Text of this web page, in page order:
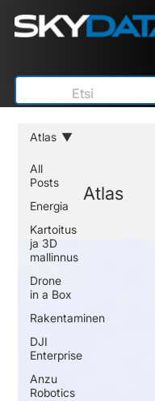
All
Posts
Energia
Kartoitus
ja 3D
mallinnus
Drone
in a Box
Rakentaminen
DJI
Enterprise
Anzu
Robotics
Atlas
Atlas